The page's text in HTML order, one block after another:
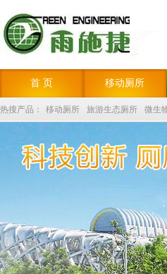
首 页 移动厕所
热搜产品： 移动厕所 旅游生态厕所 微生